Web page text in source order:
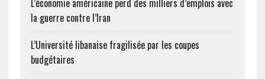
L’économie américaine perd des milliers d’emplois avec
la guerre contre l’Iran
L’Université libanaise fragilisée par les coupes
budgétaires